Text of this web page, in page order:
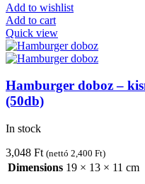
Add to wishlist
Add to cart
Quick view
Hamburger doboz –
(50db)
In stock
3,048 Ft (nettó 2,400 Ft)
Dimensions 19 × 13 × 11 cm